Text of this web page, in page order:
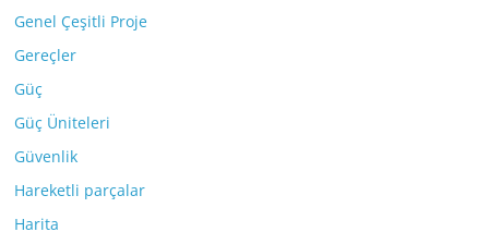
Genel Çeşitli Proje
Gereçler
Güç
Güç Üniteleri
Güvenlik
Hareketli parçalar
Harita